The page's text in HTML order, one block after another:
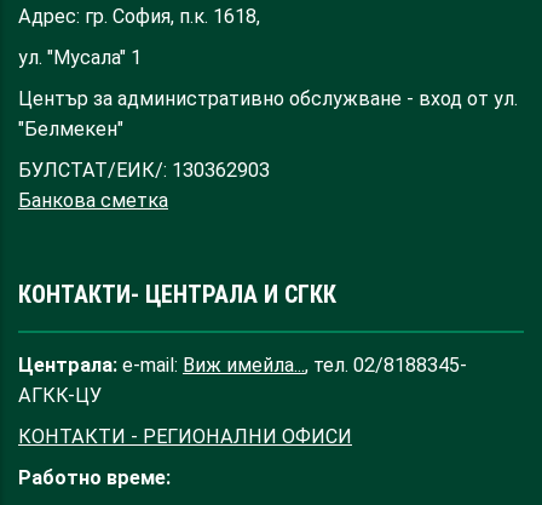
Адрес: гр. София, п.к. 1618,
ул. "Мусала" 1
Център за административно обслужване - вход от ул.
"Белмекен"
БУЛСТАТ/ЕИК/: 130362903
Банкова сметка
КОНТАКТИ- ЦЕНТРАЛА И СГКК
Централа: e-mail: Виж имейла..., тел. 02/8188345-
АГКК-ЦУ
КОНТАКТИ - РЕГИОНАЛНИ ОФИСИ
Работно време: